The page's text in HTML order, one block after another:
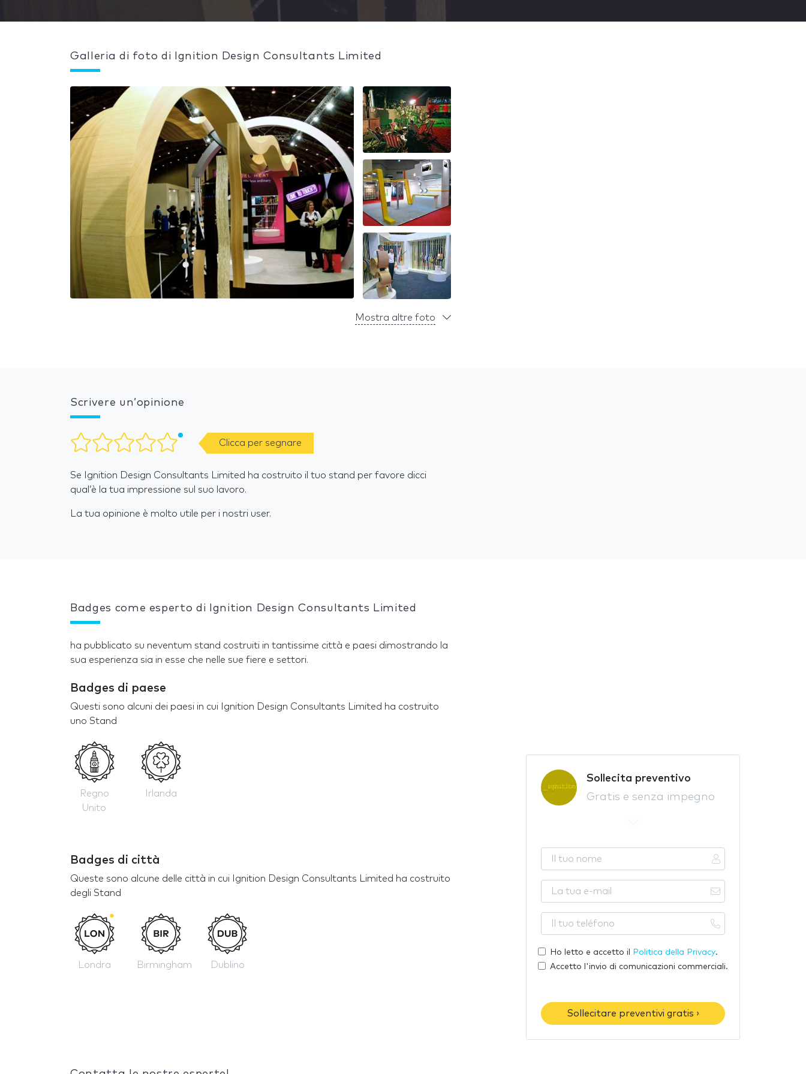
Sollecita preventivo
Gratis e senza impegno
l
t
o
m
e
a
t
e
-
i
l
t
u
e
l
Ho letto e accetto il Politica della Privacy.
Accetto l'invio di comunicazioni commerciali.
Sollecitare preventivi gratis ›
Galleria di foto di Ignition Design Consultants Limited
Mostra altre foto
Scrivere un’opinione
Clicca per segnare
Se Ignition Design Consultants Limited ha costruito il tuo stand per favore dicci
qual’è la tua impressione sul suo lavoro.
La tua opinione è molto utile per i nostri user.
Badges come esperto di Ignition Design Consultants Limited
ha pubblicato su neventum stand costruiti in tantissime città e paesi dimostrando la
sua esperienza sia in esse che nelle sue fiere e settori.
Badges di paese
Questi sono alcuni dei paesi in cui Ignition Design Consultants Limited ha costruito
uno Stand
Regno
Unito
Irlanda
Badges di città
Queste sono alcune delle città in cui Ignition Design Consultants Limited ha costruito
degli Stand
Londra Birmingham Dublino